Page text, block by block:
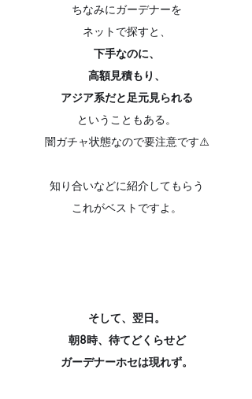
ちなみにガーデナーを
ネットで探すと、
下手なのに、
高額見積もり、
アジア系だと足元見られる
ということもある。
闇ガチャ状態なので要注意です⚠️
知り合いなどに紹介してもらう
これがベストですよ。
そして、翌日。
朝8時、待てどくらせど
ガーデナーホセは現れず。